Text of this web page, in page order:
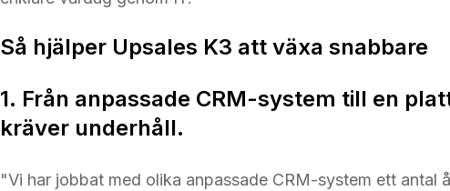
Så hjälper Upsales K3 att växa snabbare
1. Från anpassade CRM-system till en
kräver underhåll.
"Vi har jobbat med olika anpassade CRM-system ett antal